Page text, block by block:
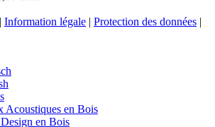
prix :
Information légale | Protection des données |
Acoustiques en Bois
en Bois